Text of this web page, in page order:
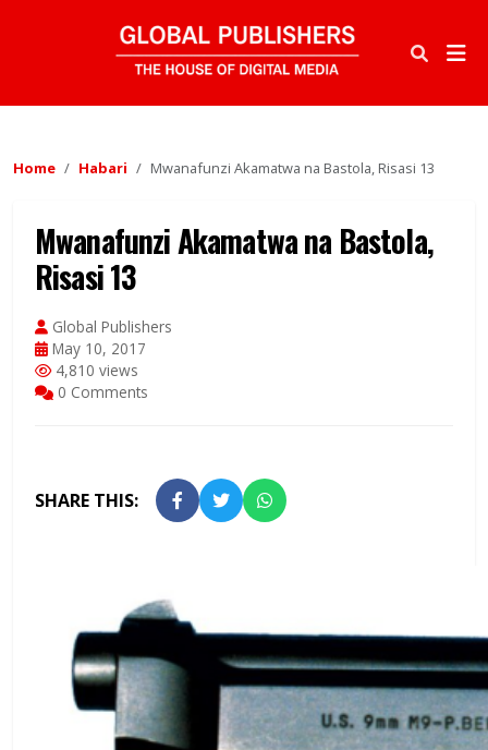
Home Habari Mwanafunzi Akamatwa na Bastola, Risasi 13
Mwanafunzi Akamatwa na Bastola,
Risasi 13
Global Publishers
May 10, 2017
4,810 views
0 Comments
SHARE THIS: